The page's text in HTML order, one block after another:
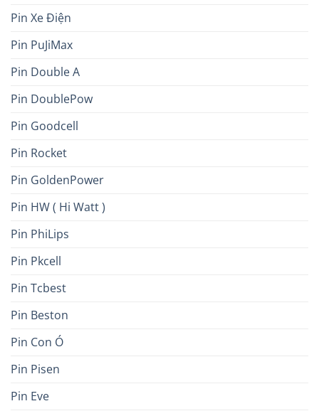
Pin Xe Điện
Pin PuJiMax
Pin Double A
Pin DoublePow
Pin Goodcell
Pin Rocket
Pin GoldenPower
Pin HW ( Hi Watt )
Pin PhiLips
Pin Pkcell
Pin Tcbest
Pin Beston
Pin Con Ó
Pin Pisen
Pin Eve